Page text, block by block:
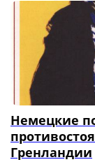
Немецкие
Гренландии